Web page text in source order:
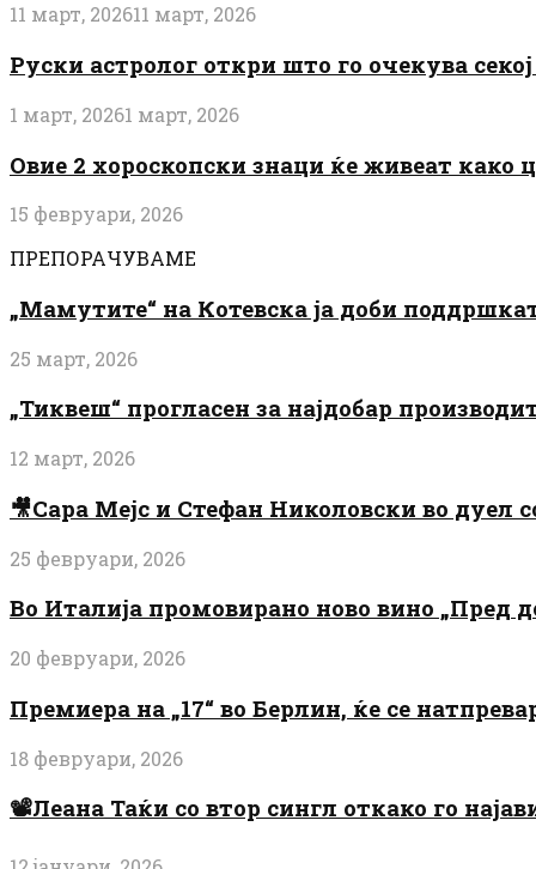
11 март, 202611 март, 2026
Руски астролог откри што го очекува
1 март, 20261 март, 2026
Овие 2 хороскопски знаци ќе живеат како
15 февруари, 2026
ПРЕПОРАЧУВАМЕ
„Мамутите“ на Котевска ја доби
25 март, 2026
„Тиквеш“ прогласен за најдобар
12 март, 2026
🎥Сара Мејс и Стефан Николовски во дуел
25 февруари, 2026
Во Италија промовирано ново вино
20 февруари, 2026
Премиера на „17“ во Берлин, ќе се
18 февруари, 2026
📽️Леана Таќи со втор сингл откако го